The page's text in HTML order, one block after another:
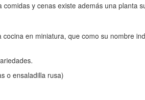
y cenas existe además una planta
en miniatura, que como su nombre
o ensaladilla rusa)